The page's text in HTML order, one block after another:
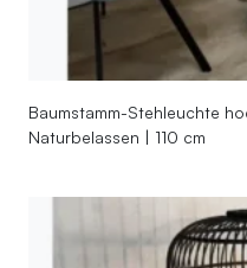
Baumstamm-Stehleuchte
Naturbelassen | 110 cm